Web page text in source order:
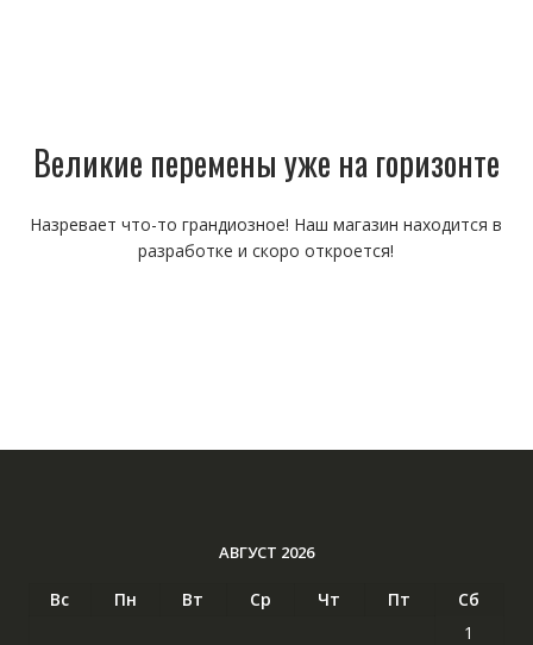
Великие перемены уже на горизонте
Назревает что-то грандиозное! Наш магазин находится в
разработке и скоро откроется!
АВГУСТ 2026
Вс Пн Вт Ср Чт Пт
Сб
1